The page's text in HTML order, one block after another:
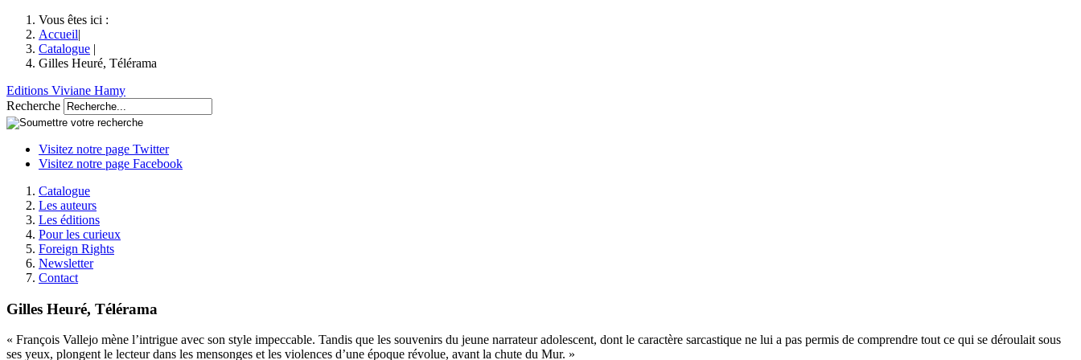
Vous êtes ici :
Accueil|
Catalogue |
Gilles Heuré, Télérama
Editions Viviane Hamy
Recherche
Visitez notre page Twitter
Visitez notre page Facebook
Catalogue
Les auteurs
Les éditions
Pour les curieux
Foreign Rights
Newsletter
Contact
Gilles Heuré, Télérama
« François Vallejo mène l’intrigue avec son style impeccable. Tandis que les souvenirs du jeune narrateur adolescent, dont le caractère sarcastique ne lui a pas permis de comprendre tout ce qui se déroulait sous
ses yeux, plongent le lecteur dans les mensonges et les violences d’une époque révolue, avant la chute du Mur. »